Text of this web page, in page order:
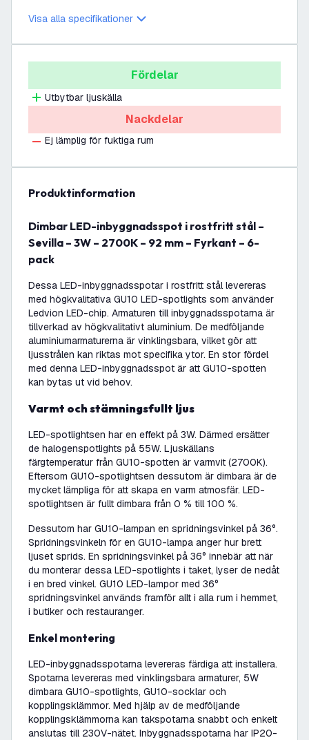
Visa alla specifikationer
Fördelar
Utbytbar ljuskälla
Nackdelar
Ej lämplig för fuktiga rum
produktinformation
Dimbar LED-inbyggnadsspot i rostfritt stål –
Sevilla – 3W – 2700K – 92 mm – Fyrkant – 6-
pack
Dessa LED-inbyggnadsspotar i rostfritt stål levereras
med högkvalitativa GU10 LED-spotlights som använder
Ledvion LED-chip. Armaturen till inbyggnadsspotarna är
tillverkad av högkvalitativt aluminium. De medföljande
aluminiumarmaturerna är vinklingsbara, vilket gör att
ljusstrålen kan riktas mot specifika ytor. En stor fördel
med denna LED-inbyggnadsspot är att GU10-spotten
kan bytas ut vid behov.
Varmt och stämningsfullt ljus
LED-spotlightsen har en effekt på 3W. Därmed ersätter
de halogenspotlights på 55W. Ljuskällans
färgtemperatur från GU10-spotten är varmvit (2700K).
Eftersom GU10-spotlightsen dessutom är dimbara är de
mycket lämpliga för att skapa en varm atmosfär. LED-
spotlightsen är fullt dimbara från 0 % till 100 %.
Dessutom har GU10-lampan en spridningsvinkel på 36°.
Spridningsvinkeln för en GU10-lampa anger hur brett
ljuset sprids. En spridningsvinkel på 36° innebär att när
du monterar dessa LED-spotlights i taket, lyser de nedåt
i en bred vinkel. GU10 LED-lampor med 36°
spridningsvinkel används framför allt i alla rum i hemmet,
i butiker och restauranger.
Enkel montering
LED-inbyggnadsspotarna levereras färdiga att installera.
Spotarna levereras med vinklingsbara armaturer, 5W
dimbara GU10-spotlights, GU10-socklar och
kopplingsklämmor. Med hjälp av de medföljande
kopplingsklämmorna kan takspotarna snabbt och enkelt
anslutas till 230V-nätet. Inbyggnadsspotarna har IP20-